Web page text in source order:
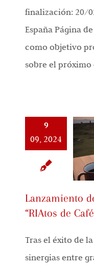
finalización: 20/
España Página
como objetivo
sobre el próximo
9
09, 2024
Lanzamiento
“RIAtos de
Tras el éxito de
sinergias entre